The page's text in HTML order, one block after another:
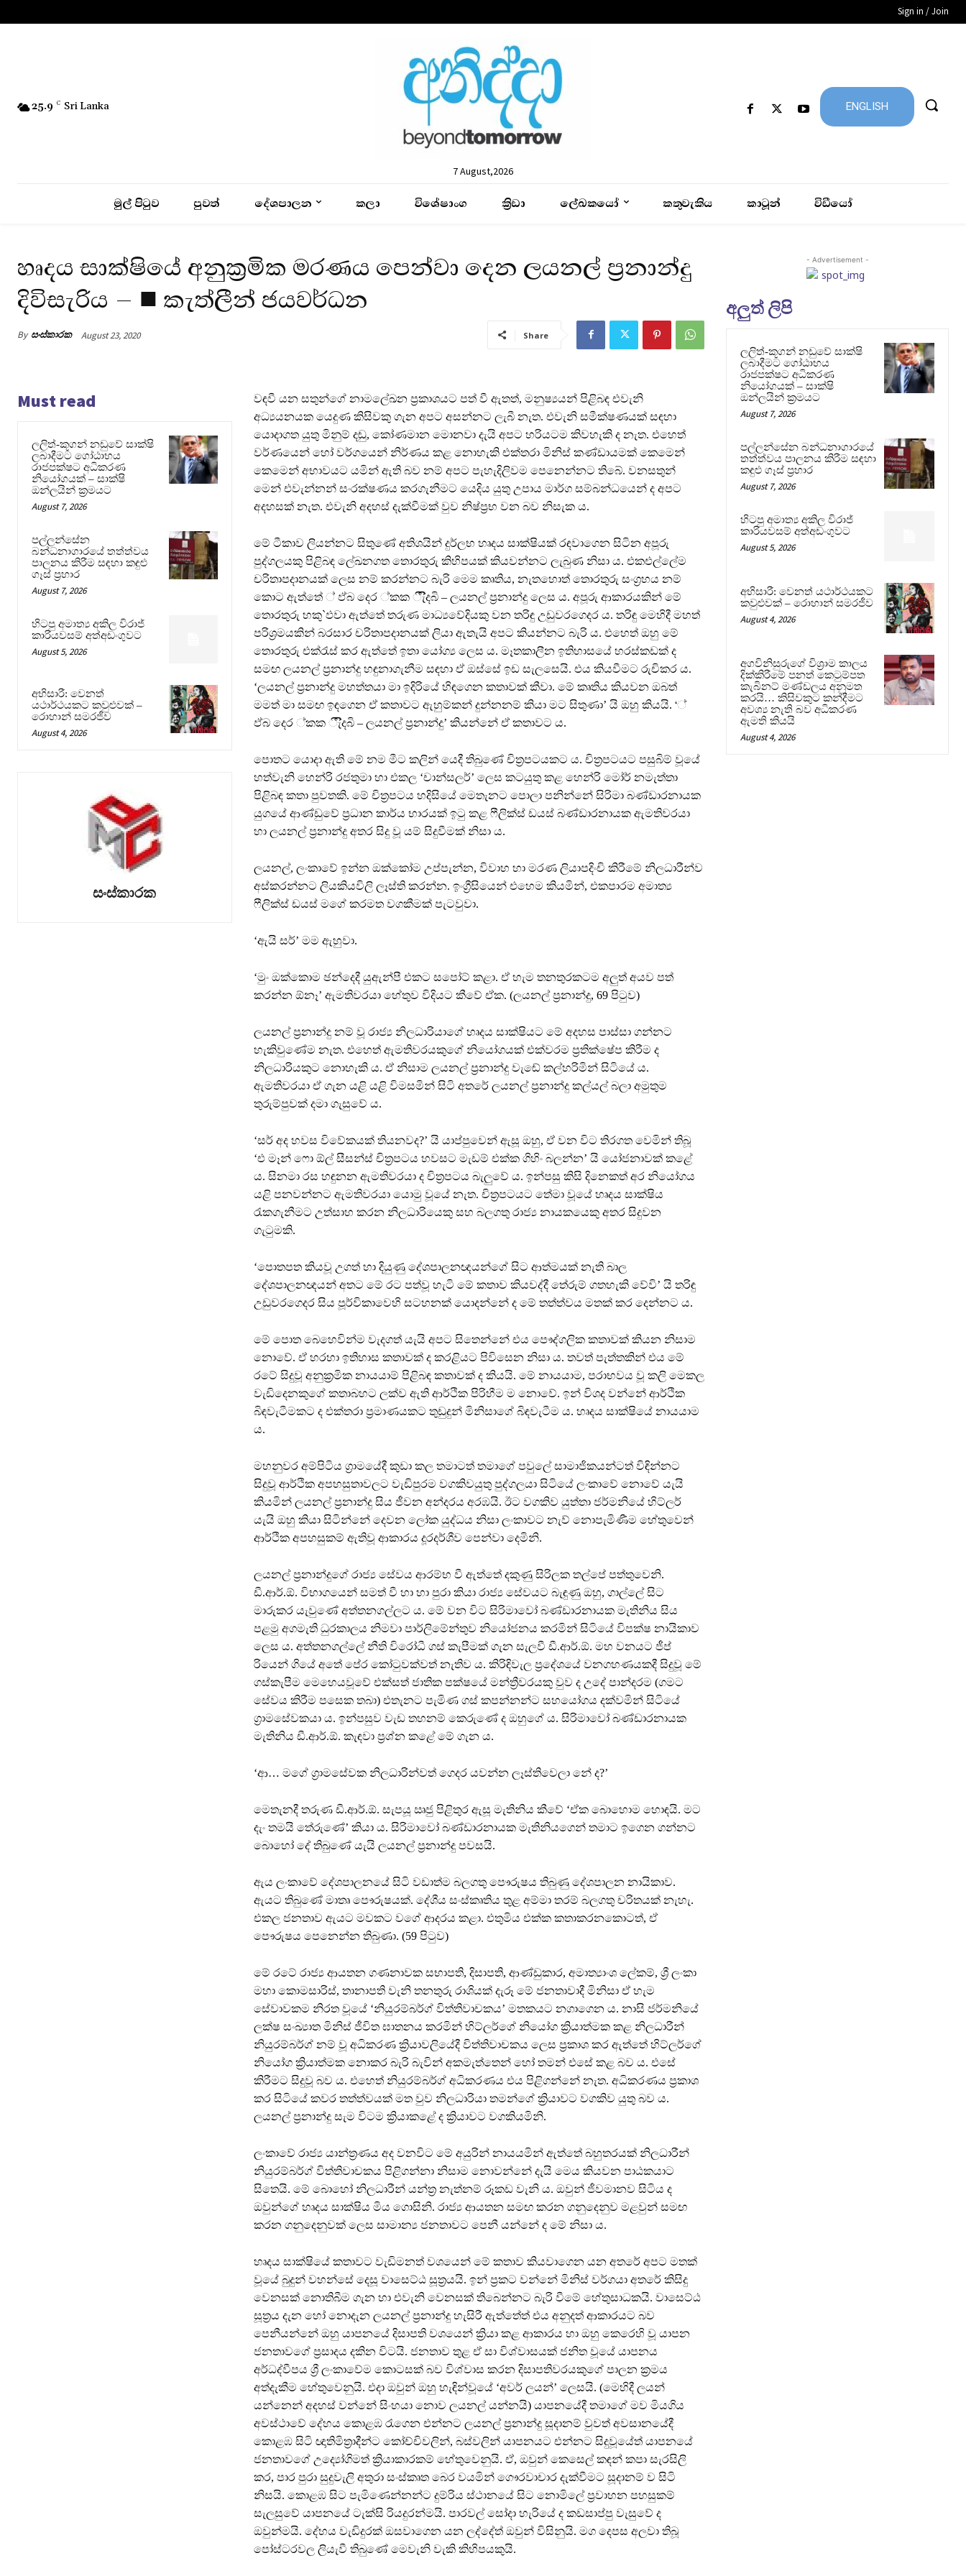
Sign in / Join
25.9 C Sri Lanka
7 August,2026
ENGLISH
මුල් පිටුව පුවත් දේශපාලන කලා විශේෂාංග ක්‍රිඩා ලේඛකයෝ කතුවැකිය කාටූන් විඩීයෝ
හෘදය සාක්ෂියේ අනුක්‍රමික මරණය පෙන්වා දෙන ලයනල් ප්‍රනාන්දු
දිවිසැරිය – ■ කැත්ලීන් ජයවර්ධන
By සංස්කාරක August 23, 2020 Share
Must read
ලලිත්-කූගන් නඩුවේ සාක්ෂි
ලබාදීමට ගෝඨාභය
රාජපක්ෂට අධිකරණ
නියෝගයක් – සාක්ෂි
ඔන්ලයින් ක්‍රමයට
August 7, 2026
පල්ලන්සේන
බන්ධනාගාරයේ තත්ත්වය
පාලනය කිරීම සඳහා කඳුළු
ගෑස් ප්‍රහාර
August 7, 2026
හිටපු අමාත්‍ය අකිල විරාජ්
කාරියවසම් අත්අඩංගුවට
August 5, 2026
අභිසාරී: වෙනත්
යථාර්ථයකට කවුළුවක් –
රොහාන් සමරජීව
August 4, 2026
සංස්කාරක
වඳවී යන සතුන්ගේ නාමලේඛන ප්‍රකාශයට පත් වී ඇතත්, මනුෂ්‍යයන් පිළිබඳ එවැනි
අධ්‍යයනයක යෙදුණ කිසිවකු ගැන අපට අසන්නට ලැබී නැත. එවැනි සමීක්ෂණයක් සඳහා
යොදාගත යුතු මිනුම් දඬු, කෝණමාන මොනවා දැයි අපට හරියටම කිවහැකි ද නැත. එහෙත්
වර්ණයෙන් හෝ වර්ගයෙන් නිර්ණය කළ නොහැකි එක්තරා මිනිස් කණ්ඩායමක් කෙමෙන්
කෙමෙන් අභාවයට යමින් ඇති බව නම් අපට පැහැදිලිවම පෙනෙන්නට තිබේ. වනසතුන්
මෙන් එවැන්නන් සංරක්ෂණය කරගැනීමට යෙදිය යුතු උපාය මාර්ග සම්බන්ධයෙන් ද අපට
අදහසක් නැත. එවැනි අදහස් දැක්වීමක් වුව නිෂ්ප්‍රභ වන බව නිසැක ය.
මේ ටීකාව ලියන්නට සිතුණේ අතිශයින් දුර්ලභ හෘදය සාක්ෂියක් රඳවාගෙන සිටින අපූරු
පුද්ගලයකු පිළිබඳ ලේඛනගත තොරතුරු කිහිපයක් කියවන්නට ලැබුණ නිසා ය. එකඑල්ලේම
චරිතාපදානයක් ලෙස නම් කරන්නට බැරි මෙම කෘතිය, නැතහොත් තොරතුරු සංග්‍රහය නම්
කොට ඇත්තේ ් ඵ්බ දෙර ්කක ීැ්ිදබි – ලයනල් ප්‍රනාන්දු ලෙස ය. අපූරු ආකාරයකින් මේ
තොරතුරු හකු`ඵවා ඇත්තේ තරුණ මාධ්‍යවේදියකු වන තරිඳු උඩුවරගෙදර ය. තරිඳු මෙහිදී මහත්
පරිශ්‍රමයකින් බරසාර චරිතාපදානයක් ලියා ඇතැයි අපට කියන්නට බැරි ය. එහෙත් ඔහු මේ
තොරතුරු එක්රැස් කර ඇත්තේ ඉතා යෝග්‍ය ලෙස ය. මෑතකාලීන ඉතිහාසයේ හරස්කඩක් ද
සමඟ ලයනල් ප්‍රනාන්දු හඳුනාගැනීම සඳහා ඒ ඔස්සේ ඉඩ සැලසෙයි. එය කියවීමට රුචිකර ය.
‘ලයනල් ප්‍රනාන්දු මහත්තයා මා ඉදිරියේ හිඳගෙන කතාවක් කීවා. මේ කෘතිය කියවන ඔබත්
මමත් මා සමඟ ඉඳගෙන ඒ කතාවට ඇහුම්කන් දුන්නනම් කියා මට සිතුණා’ යි ඔහු කියයි. ‘්
ඵ්බ දෙර ්කක ීැ්ිදබි – ලයනල් ප්‍රනාන්දු’ කියන්නේ ඒ කතාවට ය.
පොතට යොදා ඇති මේ නම මීට කලින් යෙදී තිබුණේ චිත්‍රපටයකට ය. චිත්‍රපටයට පසුබිම් වූයේ
හත්වැනි හෙන්රි රජතුමා හා එකල ‘චාන්සලර්’ ලෙස කටයුතු කළ හෙන්රි මෝර් නමැත්තා
පිළිබඳ කතා පුවතකි. මේ චිත්‍රපටය හදිසියේ මෙතැනට පොලා පනින්නේ සිරිමා බණ්ඩාරනායක
යුගයේ ආණ්ඩුවේ ප්‍රධාන කාර්ය භාරයක් ඉටු කළ ෆීලික්ස් ඩයස් බණ්ඩාරනායක ඇමතිවරයා
හා ලයනල් ප්‍රනාන්දු අතර සිදු වූ යම් සිදුවීමක් නිසා ය.
ලයනල්, ලංකාවේ ඉන්න ඔක්කෝම උප්පැන්න, විවාහ හා මරණ ලියාපදිංචි කිරීමේ නිලධාරීන්ව
අස්කරන්නට ලියකියවිලි ලෑස්ති කරන්න. ඉංග්‍රීසියෙන් එහෙම කියමින්, එකපාරම අමාත්‍ය
ෆීලික්ස් ඩයස් මගේ කරමත වගකීමක් පැටවුවා.
‘ඇයි සර්’ මම ඇහුවා.
‘මුං ඔක්කොම ඡන්දෙදී යුඇන්පී එකට සපෝට් කළා. ඒ හැම තනතුරකටම අලුත් අයව පත්
කරන්න ඕනෑ’ ඇමතිවරයා හේතුව විදියට කීවේ ඒක. (ලයනල් ප්‍රනාන්දු, 69 පිටුව)
ලයනල් ප්‍රනාන්දු නම් වූ රාජ්‍ය නිලධාරියාගේ හෘදය සාක්ෂියට මේ අදහස පාස්සා ගන්නට
හැකිවුණේම නැත. එහෙත් ඇමතිවරයකුගේ නියෝගයක් එක්වරම ප්‍රතික්ෂේප කිරීම ද
නිලධාරියකුට නොහැකි ය. ඒ නිසාම ලයනල් ප්‍රනාන්දු වැඬේ කල්හරිමින් සිටියේ ය.
ඇමතිවරයා ඒ ගැන යළි යළි විමසමින් සිටි අතරේ ලයනල් ප්‍රනාන්දු කල්යල් බලා අමුතුම
තුරුම්පුවක් දමා ගැසුවේ ය.
‘සර් අද හවස විවේකයක් තියනවද?’ යි යාප්පුවෙන් ඇසූ ඔහු, ඒ වන විට තිරගත වෙමින් තිබූ
‘එ මෑන් ෆො ඕල් සීසන්ස් චිත්‍රපටය හවසට මැඩම් එක්ක ගිහිං බලන්න’ යි යෝජනාවක් කළේ
ය. සිනමා රස හඳුනන ඇමතිවරයා ද චිත්‍රපටය බැලුවේ ය. ඉන්පසු කිසි දිනෙකත් අර නියෝගය
යළි පනවන්නට ඇමතිවරයා යොමු වූයේ නැත. චිත්‍රපටයට තේමා වූයේ හෘදය සාක්ෂිය
රැකගැනීමට උත්සාහ කරන නිලධාරියෙකු සහ බලගතු රාජ්‍ය නායකයෙකු අතර සිදුවන
ගැටුමකි.
‘පොතපත කියවූ උගත් හා දියුණු දේශපාලනඥයන්ගේ සිට ආත්මයක් නැති බාල
දේශපාලනඥයන් අතට මේ රට පත්වූ හැටි මේ කතාව කියවද්දී තේරුම් ගතහැකි වේවි’ යි තරිඳු
උඩුවරගෙදර සිය පූර්විකාවෙහි සටහනක් යොදන්නේ ද මේ තත්ත්වය මතක් කර දෙන්නට ය.
මේ පොත බෙහෙවින්ම වැදගත් යැයි අපට සිතෙන්නේ එය පෞද්ගලික කතාවක් කියන නිසාම
නොවේ. ඒ හරහා ඉතිහාස කතාවක් ද කරළියට පිවිසෙන නිසා ය. තවත් පැත්තකින් එය මේ
රටේ සිදුවූ අනුක්‍රමික නායයාම් පිළිබඳ කතාවක් ද කියයි. මේ නායයාම, පරාභවය වූ කලි මෙකල
වැඩිදෙනකුගේ කතාබහට ලක්ව ඇති ආර්ථික පිරිහීම ම නොවේ. ඉන් විශද වන්නේ ආර්ථික
බිඳවැටීමකට ද එක්තරා ප්‍රමාණයකට තුඩුදුන් මිනිසාගේ බිඳවැටීම ය. හෘදය සාක්ෂියේ නායයාම
ය.
මහනුවර අම්පිටිය ග්‍රාමයේදී කුඩා කල තමාටත් තමාගේ පවුලේ සාමාජිකයන්ටත් විඳින්නට
සිදුවූ ආර්ථික අපහසුතාවලට වැඩිපුරම වගකිවයුතු පුද්ගලයා සිටියේ ලංකාවේ නොවේ යැයි
කියමින් ලයනල් ප්‍රනාන්දු සිය ජීවන අන්දරය අරඹයි. ඊට වගකිව යුත්තා ජර්මනියේ හිට්ලර්
යැයි ඔහු කියා සිටින්නේ දෙවන ලෝක යුද්ධය නිසා ලංකාවට නැව් නොපැමිණීම හේතුවෙන්
ආර්ථික අපහසුකම් ඇතිවූ ආකාරය දූරදර්ශීව පෙන්වා දෙමිනි.
ලයනල් ප්‍රනාන්දුගේ රාජ්‍ය සේවය ආරම්භ වී ඇත්තේ දකුණු සිරිලක තල්පේ පත්තුවෙනි.
ඩී.ආර්.ඕ. විභාගයෙන් සමත් වී හා හා පුරා කියා රාජ්‍ය සේවයට බැඳුණු ඔහු, ගාල්ලේ සිට
මාරුකර යැවුණේ අත්තනගල්ලට ය. මේ වන විට සිරිමාවෝ බණ්ඩාරනායක මැතිනිය සිය
පළමු අගමැති ධුරකාලය නිමවා පාර්ලිමේන්තුව නියෝජනය කරමින් සිටියේ විපක්ෂ නායිකාව
ලෙස ය. අත්තනගල්ලේ නීති විරෝධී ගස් කැපීමක් ගැන සැලවී ඩී.ආර්.ඕ. මහ වනයට ජීප්
රියෙන් ගියේ අතේ පේර කෝටුවක්වත් නැතිව ය. කිරිඳිවැල ප්‍රදේශයේ වනගහණයකදී සිදුවූ මේ
ගස්කැපීම මෙහෙයවූවේ එක්සත් ජාතික පක්ෂයේ මන්ත්‍රීවරයකු වුව ද උදේ පාන්දරම (ගමට
සේවය කිරීම පසෙක තබා) එතැනට පැමිණ ගස් කපන්නන්ට සහයෝගය දක්වමින් සිටියේ
ග්‍රාමසේවකයා ය. ඉන්පසුව වැඩ තහනම් කෙරුණේ ද ඔහුගේ ය. සිරිමාවෝ බණ්ඩාරනායක
මැතිනිය ඩී.ආර්.ඕ. කැඳවා ප්‍රශ්න කළේ මේ ගැන ය.
‘ආ… මගේ ග්‍රාමසේවක නිලධාරින්වත් ගෙදර යවන්න ලෑස්තිවෙලා නේ ද?’
මෙතැනදී තරුණ ඩී.ආර්.ඕ. සැපයූ ඍජු පිළිතුර ඇසූ මැතිනිය කීවේ ‘ඒක බොහොම හොඳයි. මට
දැං තමයි තේරුණේ’ කියා ය. සිරිමාවෝ බණ්ඩාරනායක මැතිනියගෙන් තමාට ඉගෙන ගන්නට
බොහෝ දේ තිබුණේ යැයි ලයනල් ප්‍රනාන්දු පවසයි.
ඇය ලංකාවේ දේශපාලනයේ සිටි වඩාත්ම බලගතු පෞරුෂය තිබුණු දේශපාලන නායිකාව.
ඇයට තිබුණේ මාතෘ පෞරුෂයක්. දේශීය සංස්කෘතිය තුළ අම්මා තරම් බලගතු චරිතයක් නැහැ.
එකල ජනතාව ඇයට මවකට වගේ ආදරය කළා. එතුමිය එක්ක කතාකරනකොටත්, ඒ
පෞරුෂය පෙනෙන්න තිබුණා. (59 පිටුව)
මේ රටේ රාජ්‍ය ආයතන ගණනාවක සභාපති, දිසාපති, ආණ්ඩුකාර, අමාත්‍යාංශ ලේකම්, ශ්‍රී ලංකා
මහා කොමසාරිස්, තානාපති වැනි තනතුරු රාශියක් දැරූ මේ ජනතාවාදී මිනිසා ඒ හැම
සේවාවකම නිරත වූයේ ‘නියුරම්බර්ග් විත්තිවාචකය’ මතකයට නගාගෙන ය. නාසි ජර්මනියේ
ලක්ෂ සංඛ්‍යාත මිනිස් ජීවිත ඝාතනය කරමින් හිට්ලර්ගේ නියෝග ක්‍රියාත්මක කළ නිලධාරීන්
නියුරම්බර්ග් නම් වූ අධිකරණ ක්‍රියාවලියේදී විත්තිවාචකය ලෙස ප්‍රකාශ කර ඇත්තේ හිට්ලර්ගේ
නියෝග ක්‍රියාත්මක නොකර බැරි බැවින් අකමැත්තෙන් හෝ තමන් එසේ කළ බව ය. එසේ
කිරීමට සිදුවූ බව ය. එහෙත් නියුරම්බර්ග් අධිකරණය එය පිළිගන්නේ නැත. අධිකරණය ප්‍රකාශ
කර සිටියේ කවර තත්ත්වයක් මත වුව නිලධාරියා තමන්ගේ ක්‍රියාවට වගකිව යුතු බව ය.
ලයනල් ප්‍රනාන්දු සැම විටම ක්‍රියාකළේ ද ක්‍රියාවට වගකියමිනි.
ලංකාවේ රාජ්‍ය යාන්ත්‍රණය අද වනවිට මේ අයුරින් නායයමින් ඇත්තේ බහුතරයක් නිලධාරීන්
නියුරම්බර්ග් විත්තිවාචකය පිළිගන්නා නිසාම නොවන්නේ දැයි මෙය කියවන පාඨකයාට
සිතෙයි. මේ බොහෝ නිලධාරීන් යන්ත්‍ර නැත්නම් රූකඩ වැනි ය. ඔවුන් ජීවමානව සිටිය ද
ඔවුන්ගේ හෘදය සාක්ෂිය මිය ගොසිනි. රාජ්‍ය ආයතන සමඟ කරන ගනුදෙනුව මළවුන් සමඟ
කරන ගනුදෙනුවක් ලෙස සාමාන්‍ය ජනතාවට පෙනී යන්නේ ද මේ නිසා ය.
හෘදය සාක්ෂියේ කතාවට වැඩිමනත් වශයෙන් මේ කතාව කියවාගෙන යන අතරේ අපට මතක්
වූයේ බුදුන් වහන්සේ දෙසූ වාසෙට්ඨ සූත්‍රයයි. ඉන් ප්‍රකට වන්නේ මිනිස් වර්ගයා අතරේ කිසිදු
වෙනසක් නොතිබීම ගැන හා එවැනි වෙනසක් තිබෙන්නට බැරි වීමේ හේතුසාධකයි. වාසෙට්ඨ
සූත්‍රය දැන හෝ නොදැන ලයනල් ප්‍රනාන්දු හැසිරී ඇත්තේත් එය අනුදත් ආකාරයට බව
පෙනීයන්නේ ඔහු යාපනයේ දිසාපති වශයෙන් ක්‍රියා කළ ආකාරය හා ඔහු කෙරෙහි වූ යාපන
ජනතාවගේ ප්‍රසාදය දකින විටයි. ජනතාව තුළ ඒ සා විශ්වාසයක් ජනිත වූයේ යාපනය
අර්ධද්වීපය ශ්‍රී ලංකාවේම කොටසක් බව විශ්වාස කරන දිසාපතිවරයකුගේ පාලන ක්‍රමය
අත්දැකීම හේතුවෙනුයි. එදා ඔවුන් ඔහු හැඳින්වූයේ ‘අවර් ලයන්’ ලෙසයි. (මෙහිදී ලයන්
යන්නෙන් අදහස් වන්නේ සිංහයා නොව ලයනල් යන්නයි) යාපනයේදී තමාගේ මව මියගිය
අවස්ථාවේ දේහය කොළඹ රැගෙන එන්නට ලයනල් ප්‍රනාන්දු සූදානම් වුවත් අවසානයේදී
කොළඹ සිටි ඥාතිමිත්‍රාදීන්ට කෝච්චිවලින්, බස්වලින් යාපනයට එන්නට සිදුවූයේත් යාපනයේ
ජනතාවගේ උද්‍යෝගිමත් ක්‍රියාකාරකම් හේතුවෙනුයි. ඒ, ඔවුන් කෙසෙල් කඳන් කපා සැරසිලි
කර, පාර පුරා සුදුවැලි අතුරා සංස්කෘත බෙර වයමින් ගෞරවාචාර දැක්වීමට සූදානම් ව සිටි
නිසයි. කොළඹ සිට පැමිණෙන්නන්ට දුම්රිය ස්ථානයේ සිට නොමිලේ ප්‍රවාහන පහසුකම්
සැලසුවේ යාපනයේ ටැක්සි රියදුරන්මයි. පාරවල් සෝදා හැරියේ ද කඩසාප්පු වැසුවේ ද
ඔවුන්මයි. දේහය වැඩිදුරක් ඔසවාගෙන යන ලද්දේත් ඔවුන් විසිනුයි. මග දෙපස අලවා තිබූ
පෝස්ටරවල ලියැවී තිබුණේ මෙවැනි වැකි කිහිපයකුයි.
- Advertisement -
අලුත් ලිපි
ලලිත්-කූගන් නඩුවේ සාක්ෂි
ලබාදීමට ගෝඨාභය
රාජපක්ෂට අධිකරණ
නියෝගයක් – සාක්ෂි
ඔන්ලයින් ක්‍රමයට
August 7, 2026
පල්ලන්සේන බන්ධනාගාරයේ
තත්ත්වය පාලනය කිරීම සඳහා
කඳුළු ගෑස් ප්‍රහාර
August 7, 2026
හිටපු අමාත්‍ය අකිල විරාජ්
කාරියවසම් අත්අඩංගුවට
August 5, 2026
අභිසාරී: වෙනත් යථාර්ථයකට
කවුළුවක් – රොහාන් සමරජීව
August 4, 2026
අගවිනිසුරුගේ විශ්‍රාම කාලය
දික්කිරීමේ පනත් කෙටුම්පත
කැබිනට් මණ්ඩලය අනුමත
කරයි… කිසිවකුට කන්දීමට
අවශ්‍ය නැති බව අධිකරණ
ඇමති කියයි
August 4, 2026